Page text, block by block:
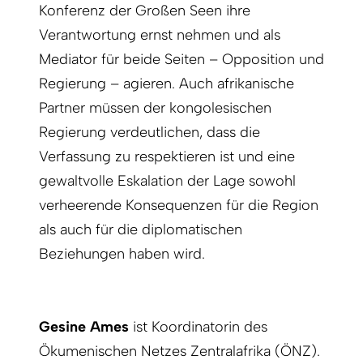
Konferenz der Großen Seen ihre
Verantwortung ernst nehmen und als
Mediator für beide Seiten – Opposition und
Regierung – agieren. Auch afrikanische
Partner müssen der kongolesischen
Regierung verdeutlichen, dass die
Verfassung zu respektieren ist und eine
gewaltvolle Eskalation der Lage sowohl
verheerende Konsequenzen für die Region
als auch für die diplomatischen
Beziehungen haben wird.
Gesine Ames ist Koordinatorin des
Ökumenischen Netzes Zentralafrika (ÖNZ).